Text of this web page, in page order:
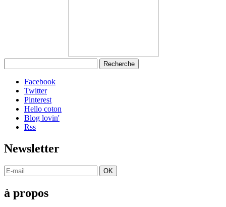
Facebook
Twitter
Pinterest
Hello coton
Blog lovin'
Rss
Newsletter
OK
à propos